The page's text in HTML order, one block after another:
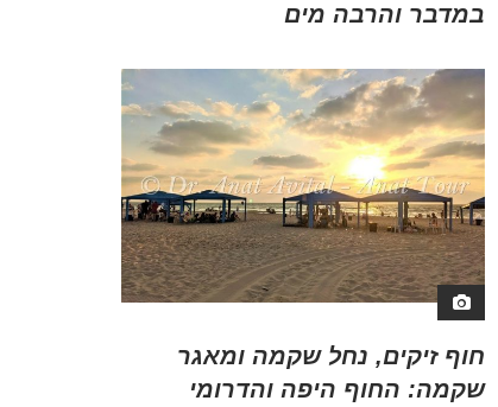
במדבר והרבה מים
חוף זיקים, נחל שקמה ומאגר
שקמה: החוף היפה והדרומי